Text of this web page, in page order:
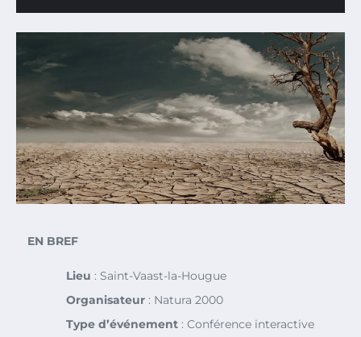
EN BREF
Lieu : Saint-Vaast-la-Hougue
Organisateur : Natura 2000
Type d’événement : Conférence interactive